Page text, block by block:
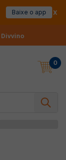
Baixe o app
Divvino
0